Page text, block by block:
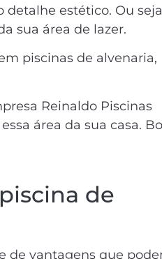
estético. Ou
sua área de lazer.
piscinas de alvenaria,
Reinaldo Piscinas
área da sua casa.
de
de vantagens que